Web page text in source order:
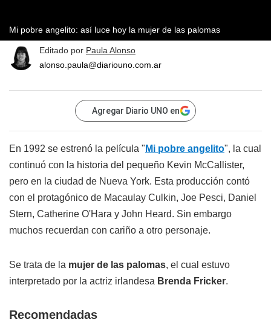
Mi pobre angelito: así luce hoy la mujer de las palomas
Editado por Paula Alonso
alonso.paula@diariouno.com.ar
Agregar Diario UNO en
En 1992 se estrenó la película " Mi pobre angelito", la cual
continuó con la historia del pequeño Kevin McCallister,
pero en la ciudad de Nueva York. Esta producción contó
con el protagónico de Macaulay Culkin, Joe Pesci, Daniel
Stern, Catherine O'Hara y John Heard. Sin embargo
muchos recuerdan con cariño a otro personaje.
Se trata de la mujer de las palomas, el cual estuvo
interpretado por la actriz irlandesa Brenda Fricker.
Recomendadas